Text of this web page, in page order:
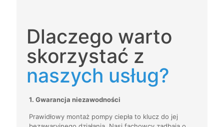
Dlaczego warto
skorzystać z
naszych usług?
1. Gwarancja niezawodności
Prawidłowy montaż pompy ciepła to klucz do jej